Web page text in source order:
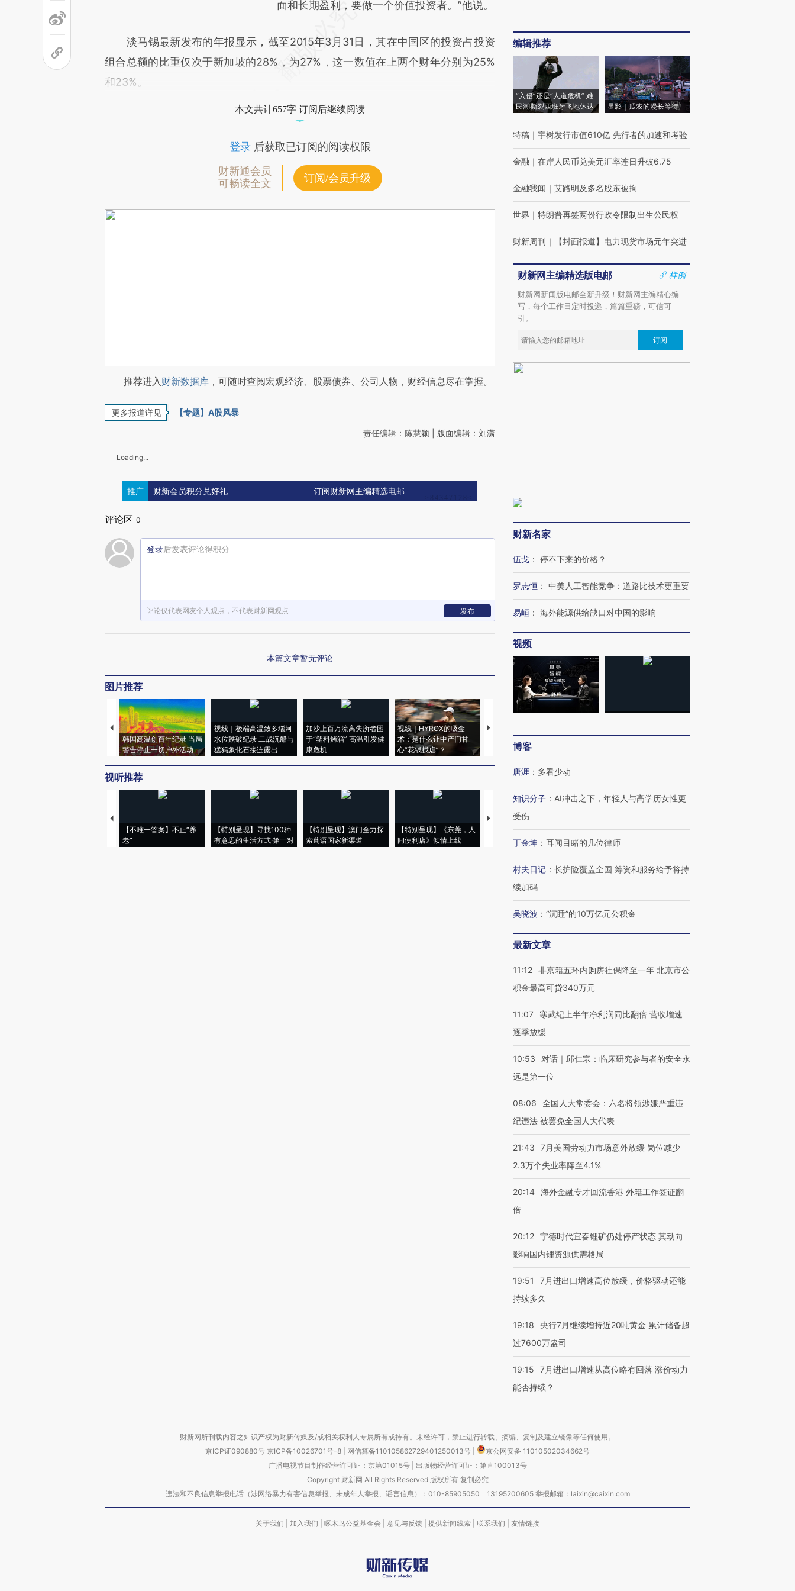
面和长期盈利，要做一个价值投资者。”他说。
淡马锡最新发布的年报显示，截至2015年3月31日，其在中国区的投资占投资
组合总额的比重仅次于新加坡的28%，为27%，这一数值在上两个财年分别为25%
和23%。
本文共计657字 订阅后继续阅读
登录后获取已订阅的阅读权限
财新通会员
可畅读全文
订阅/会员升级
推荐进入财新数据库 ，可随时查阅宏观经济、股票债券、公司人物，财经信息尽在掌握。
更多报道详见 【专题】A股风暴
责任编辑：陈慧颖 | 版面编辑：刘潇
Loading...
推广 财新会员积分兑好礼 订阅财新网主编精选电邮
评论区 0
登录后发表评论得积分
评论仅代表网友个人观点，不代表财新网观点 发布
本篇文章暂无评论
图片推荐
韩国高温创百年纪录 当局
警告停止一切户外活动
视线｜极端高温致多瑙河
水位跌破纪录 二战沉船与
猛犸象化石接连露出
加沙上百万流离失所者困
于“塑料烤箱” 高温引发健
康危机
视线｜HYROX的吸金
术：是什么让中产们甘
心“花钱找虐”？
马航飞行员跨国走私7万
粒摇头丸 尿检体内含3种
视听推荐
【不唯一答案】不止“养
老”
【特别呈现】寻找100种
有意思的生活方式·第一对
【特别呈现】澳门全力探
索葡语国家新渠道
【特别呈现】《东莞，人
间便利店》倾情上线
【推广】走进第四届链博
会，让数智科技“链”接产
【特别呈现】寻找100种
有意思的生活方式·第三对
CFO：不靠规模取胜，华
编辑推荐
“入侵”还是“人道危机” 难
民潮撕裂西班牙飞地休达
显影｜瓜农的漫长等待
特稿 ｜ 宇树发行市值610亿 先行者的加速和考验
金融 ｜ 在岸人民币兑美元汇率连日升破6.75
金融我闻 ｜ 艾路明及多名股东被拘
世界 ｜ 特朗普再签两份行政令限制出生公民权
财新周刊 ｜ 【封面报道】电力现货市场元年突进
财新网主编精选版电邮
样例
财新网新闻版电邮全新升级！财新网主编精心编
写，每个工作日定时投递，篇篇重磅，可信可
引。
订阅
财新名家
伍戈 ： 停不下来的价格？
罗志恒 ： 中美人工智能竞争：道路比技术更重要
易峘 ： 海外能源供给缺口对中国的影响
视频
博客
唐涯 ： 多看少动
知识分子 ： AI冲击之下，年轻人与高学历女性更
受伤
丁金坤 ： 耳闻目睹的几位律师
村夫日记 ： 长护险覆盖全国 筹资和服务给予将持
续加码
吴晓波 ： “沉睡”的10万亿元公积金
最新文章
11:12 非京籍五环内购房社保降至一年 北京市公
积金最高可贷340万元
11:07
寒武纪上半年净利润同比翻倍 营收增速
逐季放缓
10:53
对话｜邱仁宗：临床研究参与者的安全永
远是第一位
08:06
全国人大常委会：六名将领涉嫌严重违
纪违法 被罢免全国人大代表
21:43
7月美国劳动力市场意外放缓 岗位减少
2.3万个失业率降至4.1%
20:14 海外金融专才回流香港 外籍工作签证翻
倍
20:12 宁德时代宜春锂矿仍处停产状态 其动向
影响国内锂资源供需格局
19:51
7月进出口增速高位放缓，价格驱动还能
持续多久
19:18
央行7月继续增持近20吨黄金 累计储备超
过7600万盎司
19:15
7月进出口增速从高位略有回落 涨价动力
能否持续？
财新网所刊载内容之知识产权为财新传媒及/或相关权利人专属所有或持有。未经许可，禁止进行转载、摘编、复制及建立镜像等任何使用。
京ICP证090880号 京ICP备10026701号-8 网信算备110105862729401250013号
京公网安备 11010502034662号
广播电视节目制作经营许可证：京第01015号| 出版物经营许可证：第直100013号
Copyright 财新网 All Rights Reserved 版权所有 复制必究
违法和不良信息举报电话（涉网络暴力有害信息举报、未成年人举报、谣言信息）：010-85905050 13195200605 举报邮箱：laixin@caixin.com
关于我们 加入我们 啄木鸟公益基金会 意见与反馈 提供新闻线索 联系我们 友情链接